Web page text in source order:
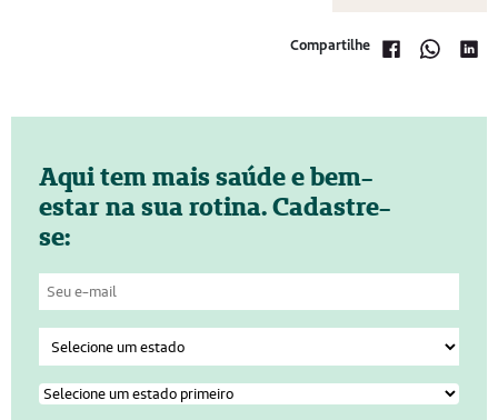
Compartilhe
Aqui tem mais saúde e bem-
estar na sua rotina. Cadastre-
se: